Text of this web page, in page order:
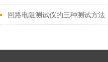
回路电阻测试仪的三种测试方法